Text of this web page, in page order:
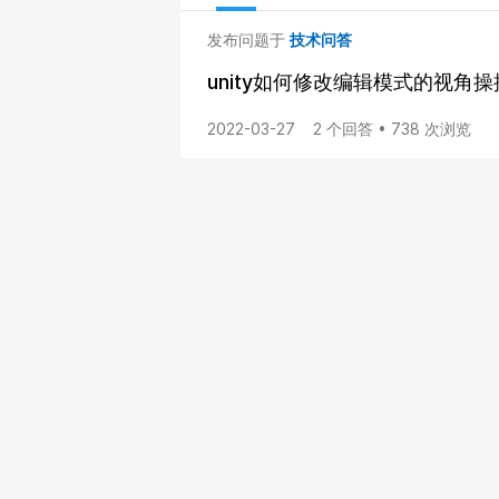
发布问题于 技术问答
unity如何修改编辑模式的视角操
2022-03-27 2 个回答 • 738 次浏览